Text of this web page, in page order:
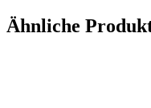
Ähnliche